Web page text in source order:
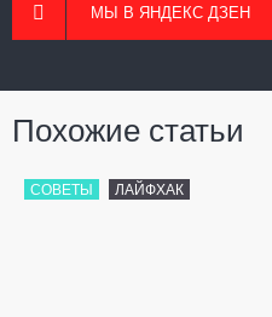
МЫ В ЯНДЕКС ДЗЕН
Похожие статьи
СОВЕТЫ ЛАЙФХАК